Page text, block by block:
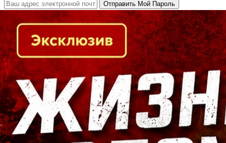
Кто есть кто в Байкальском регионе